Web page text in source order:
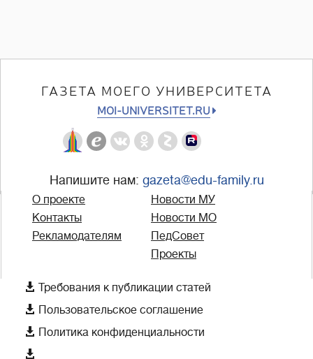
ГАЗЕТА МОЕГО УНИВЕРСИТЕТА
MOI-UNIVERSITET.RU
Напишите нам: gazeta@edu-family.ru
О проекте
Контакты
Рекламодателям
Новости МУ
Новости МО
ПедСовет
Проекты
 Требования к публикации статей
 Пользовательское соглашение
 Политика конфиденциальности
